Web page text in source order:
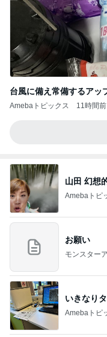
台風に備え常備するアッ
Amebaトピックス 11時間前
山田 幻想
Amebaトピ
お願い
モンスター
いきなり
Amebaトピ